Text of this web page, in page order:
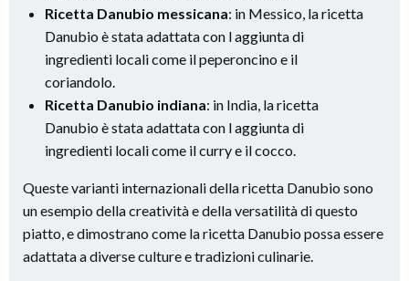
Ricetta Danubio messicana: in Messico, la ricetta
Danubio è stata adattata con l aggiunta di
ingredienti locali come il peperoncino e il
coriandolo.
Ricetta Danubio indiana: in India, la ricetta
Danubio è stata adattata con l aggiunta di
ingredienti locali come il curry e il cocco.
Queste varianti internazionali della ricetta Danubio sono
un esempio della creatività e della versatilità di questo
piatto, e dimostrano come la ricetta Danubio possa essere
adattata a diverse culture e tradizioni culinarie.